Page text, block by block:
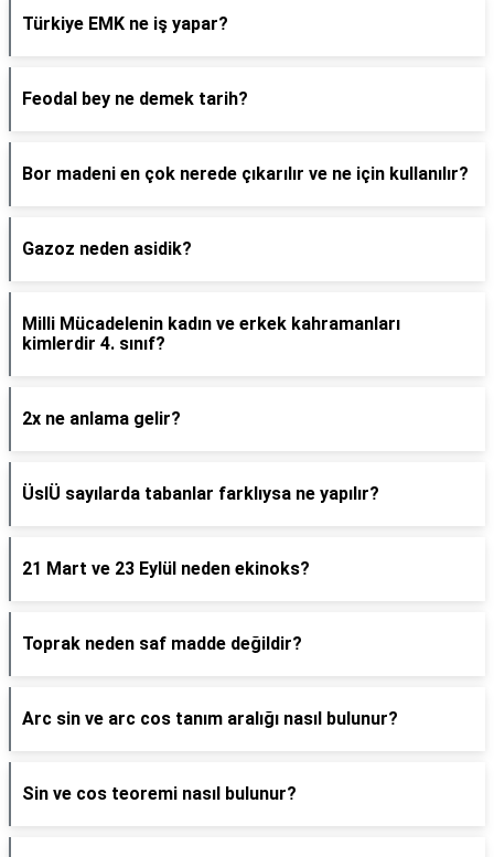
Türkiye EMK ne iş yapar?
Feodal bey ne demek tarih?
Bor madeni en çok nerede çıkarılır ve ne için kullanılır?
Gazoz neden asidik?
Milli Mücadelenin kadın ve erkek kahramanları
kimlerdir 4. sınıf?
2x ne anlama gelir?
ÜslÜ sayılarda tabanlar farklıysa ne yapılır?
21 Mart ve 23 Eylül neden ekinoks?
Toprak neden saf madde değildir?
Arc sin ve arc cos tanım aralığı nasıl bulunur?
Sin ve cos teoremi nasıl bulunur?